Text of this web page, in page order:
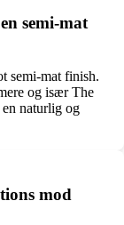
semi-mat
semi-mat finish.
og især The
naturlig og
mod